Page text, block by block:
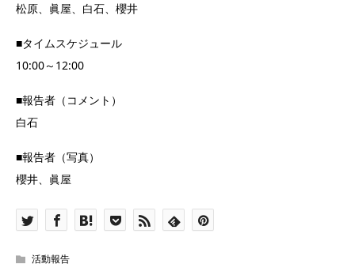
松原、眞屋、白石、櫻井
■タイムスケジュール
10:00～12:00
■報告者（コメント）
白石
■報告者（写真）
櫻井、眞屋
活動報告